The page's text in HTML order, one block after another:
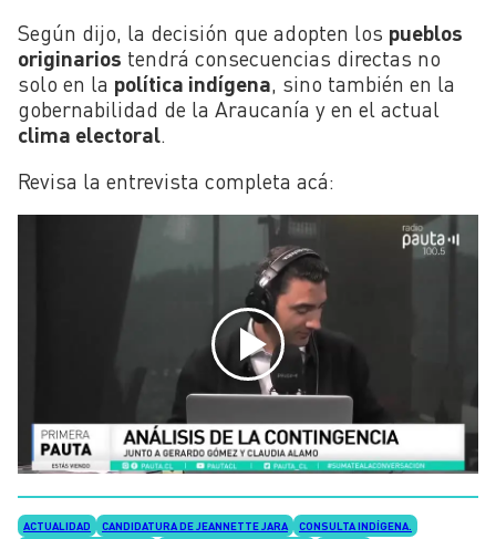
Según dijo, la decisión que adopten los pueblos
originarios tendrá consecuencias directas no
solo en la política indígena, sino también en la
gobernabilidad de la Araucanía y en el actual
clima electoral.
Revisa la entrevista completa acá:
ACTUALIDAD CANDIDATURA DE JEANNETTE JARA
CONSULTA INDÍGENA.